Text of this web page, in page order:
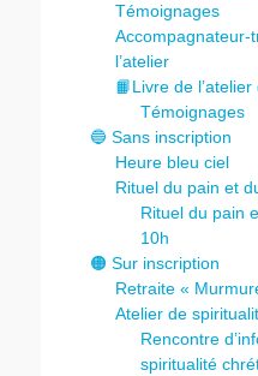
Témoignages
Accompagnateur-
l’atelier
📙Livre de
Témoignages
🔵 Sans inscription
Heure bleu ciel
Rituel du pain et
Rituel du pain
10h
🟠 Sur inscription
Retraite «
Atelier de
Rencontre
spiritualité